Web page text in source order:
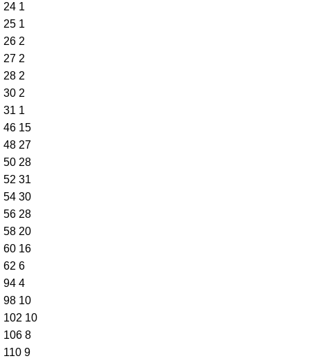
24 1
25 1
26 2
27 2
28 2
30 2
31 1
46 15
48 27
50 28
52 31
54 30
56 28
58 20
60 16
62 6
94 4
98 10
102 10
106 8
110 9